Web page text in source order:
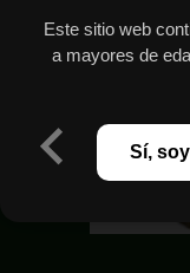
Este sitio web
a mayores de
Sí,